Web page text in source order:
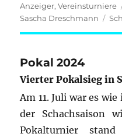
am
Anzeiger,Vereinsturniere
Sascha Dreschmann
Pokal 2024
Vierter Pokalsieg in
Am 11. Juli war es
der Schachsaison
Pokalturnier